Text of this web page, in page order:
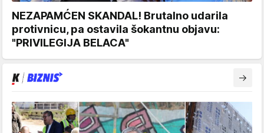
NEZAPAMĆEN SKANDAL! Brutalno udarila
protivnicu, pa ostavila šokantnu objavu:
"PRIVILEGIJA BELACA"